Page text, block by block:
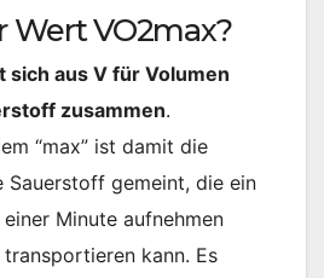
Wert VO2max?
sich aus V für Volumen
zusammen.
“max” ist damit die
Sauerstoff gemeint, die ein
Minute aufnehmen
kann. Es